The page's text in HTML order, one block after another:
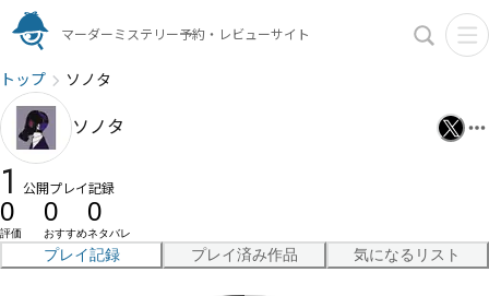
マーダーミステリー予約・レビューサイト
トップ ソノタ
ソノタ
1 公開プレイ記録
0
評価
0
おすすめ
0
ネタバレ
プレイ記録 プレイ済み作品 気になるリスト